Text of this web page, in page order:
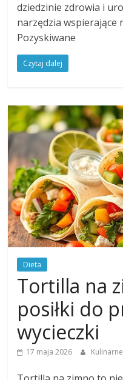
dziedzinie zdrowia i
narzędzia wspierające
Pozyskiwane
Czytaj dalej
Dieta
Tortilla na
posiłki do
wycieczki
17 maja 2026